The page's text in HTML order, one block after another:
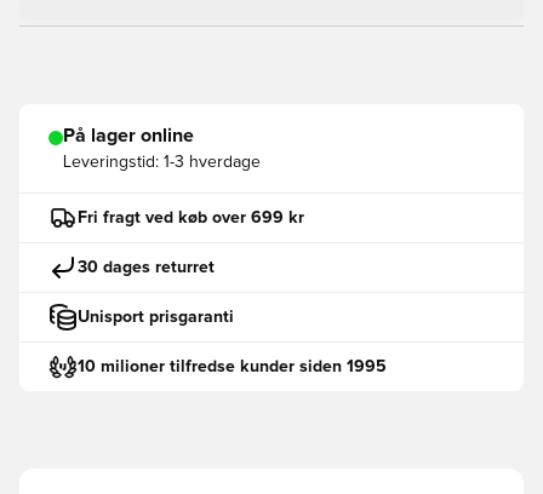
På lager online
Leveringstid: 1-3 hverdage
Fri fragt ved køb over 699 kr
30 dages returret
Unisport prisgaranti
10 milioner tilfredse kunder siden 1995